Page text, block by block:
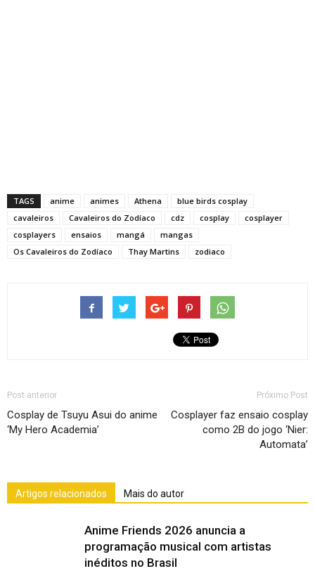
TAGS anime animes Athena
blue birds cosplay
cavaleiros
Cavaleiros do Zodíaco cdz cosplay
cosplayer
cosplayers
ensaios mangá
mangas
Os Cavaleiros do Zodíaco
Thay Martins zodiaco
Post anterior
Cosplay de Tsuyu Asui do anime
‘My Hero Academia’
Próximo Post
Cosplayer faz ensaio cosplay
como 2B do jogo ‘Nier:
Automata’
Artigos relacionados Mais do autor
Anime Friends 2026 anuncia a
programação musical com artistas
inéditos no Brasil